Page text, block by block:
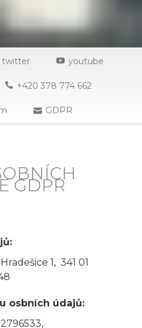
twitter youtube
+420 378 774 662
GDPR
GDPR
1, 341 01
osbních údajů: